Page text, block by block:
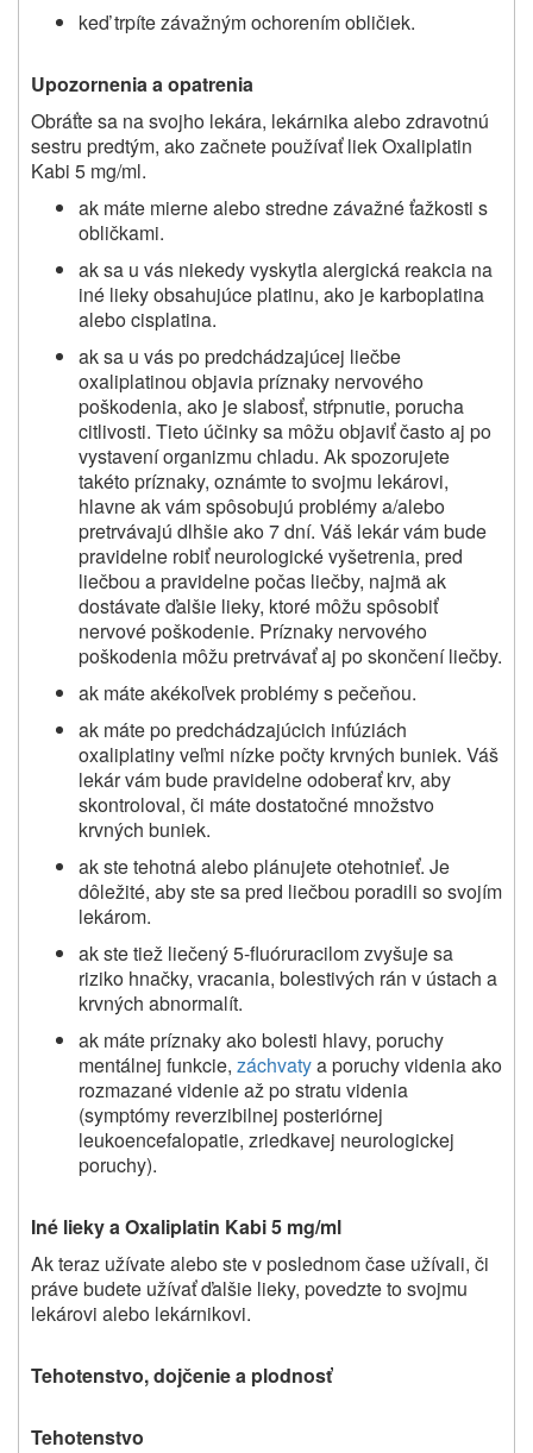
keď trpíte závažným ochorením obličiek.
Upozornenia a opatrenia
Obráťte sa na svojho lekára, lekárnika alebo zdravotnú
sestru predtým, ako začnete používať liek Oxaliplatin
Kabi 5 mg/ml.
ak máte mierne alebo stredne závažné ťažkosti s
obličkami.
ak sa u vás niekedy vyskytla alergická reakcia na
iné lieky obsahujúce platinu, ako je karboplatina
alebo cisplatina.
ak sa u vás po predchádzajúcej liečbe
oxaliplatinou objavia príznaky nervového
poškodenia, ako je slabosť, stŕpnutie, porucha
citlivosti. Tieto účinky sa môžu objaviť často aj po
vystavení organizmu chladu. Ak spozorujete
takéto príznaky, oznámte to svojmu lekárovi,
hlavne ak vám spôsobujú problémy a/alebo
pretrvávajú dlhšie ako 7 dní. Váš lekár vám bude
pravidelne robiť neurologické vyšetrenia, pred
liečbou a pravidelne počas liečby, najmä ak
dostávate ďalšie lieky, ktoré môžu spôsobiť
nervové poškodenie. Príznaky nervového
poškodenia môžu pretrvávať aj po skončení liečby.
ak máte akékoľvek problémy s pečeňou.
ak máte po predchádzajúcich infúziách
oxaliplatiny veľmi nízke počty krvných buniek. Váš
lekár vám bude pravidelne odoberať krv, aby
skontroloval, či máte dostatočné množstvo
krvných buniek.
ak ste tehotná alebo plánujete otehotnieť. Je
dôležité, aby ste sa pred liečbou poradili so svojím
lekárom.
ak ste tiež liečený 5-fluóruracilom zvyšuje sa
riziko hnačky, vracania, bolestivých rán v ústach a
krvných abnormalít.
ak máte príznaky ako bolesti hlavy, poruchy
mentálnej funkcie, záchvatya poruchy videnia ako
rozmazané videnie až po stratu videnia
(symptómy reverzibilnej posteriórnej
leukoencefalopatie, zriedkavej neurologickej
poruchy).
Iné lieky a Oxaliplatin Kabi 5 mg/ml
Ak teraz užívate alebo ste v poslednom čase užívali, či
práve budete užívať ďalšie lieky, povedzte to svojmu
lekárovi alebo lekárnikovi.
Tehotenstvo, dojčenie a plodnosť
Tehotenstvo